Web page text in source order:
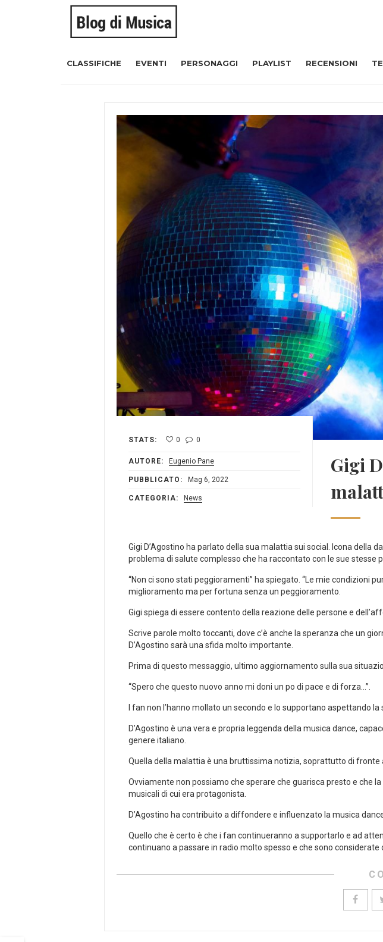
CLASSIFICHE EVENTI PERSONAGGI PLAYLIST RECENSIONI
STATS: 0 0
AUTORE: Eugenio Pane
PUBBLICATO: Mag 6, 2022
CATEGORIA: News
Gigi
Gigi D’Agostino ha parlato della sua malattia sui social. Icona della
problema di salute complesso che ha raccontato con le sue stesse
“Non ci sono stati peggioramenti” ha spiegato. “Le mie condizioni
miglioramento ma per fortuna senza un peggioramento.
Gigi spiega di essere contento della reazione delle persone e
Scrive parole molto toccanti, dove c’è anche la speranza che un
D’Agostino sarà una sfida molto importante.
Prima di questo messaggio, ultimo aggiornamento sulla sua
“Spero che questo nuovo anno mi doni un po di pace e di forza…”.
I fan non l’hanno mollato un secondo e lo supportano aspettando la
D’Agostino è una vera e propria leggenda della musica dance,
genere italiano.
Quella della malattia è una bruttissima notizia, soprattutto di
Ovviamente non possiamo che sperare che guarisca presto e che
musicali di cui era protagonista.
D’Agostino ha contribuito a diffondere e influenzato la musica
Quello che è certo è che i fan continueranno a supportarlo e ad
continuano a passare in radio molto spesso e che sono considerate